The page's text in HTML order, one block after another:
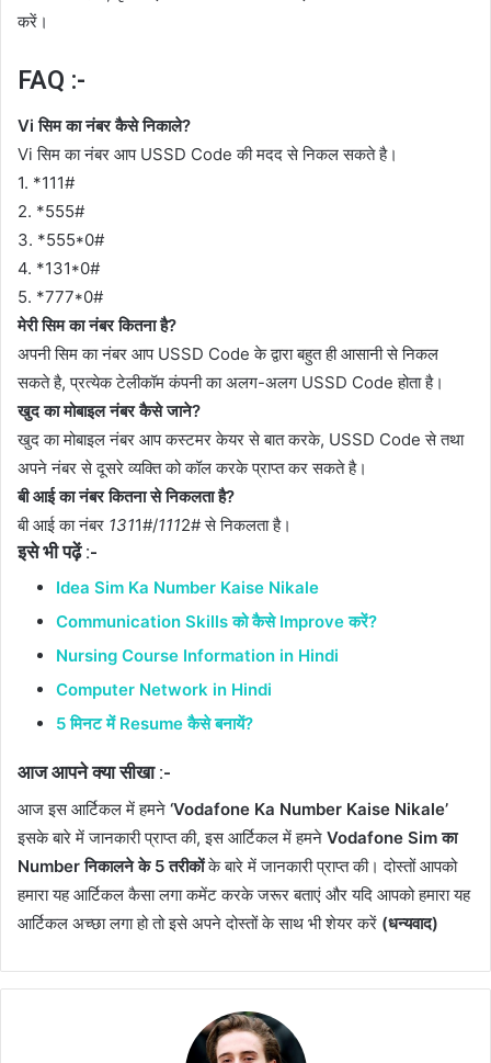
करें।
FAQ :-
Vi सिम का नंबर कैसे निकाले?
Vi सिम का नंबर आप USSD Code की मदद से निकल सकते है।
1. *111#
2. *555#
3. *555*0#
4. *131*0#
5. *777*0#
मेरी सिम का नंबर कितना है?
अपनी सिम का नंबर आप USSD Code के द्वारा बहुत ही आसानी से निकल
सकते है, प्रत्येक टेलीकॉम कंपनी का अलग-अलग USSD Code होता है।
खुद का मोबाइल नंबर कैसे जाने?
खुद का मोबाइल नंबर आप कस्टमर केयर से बात करके, USSD Code से तथा
अपने नंबर से दूसरे व्यक्ति को कॉल करके प्राप्त कर सकते है।
बी आई का नंबर कितना से निकलता है?
बी आई का नंबर 1311#/1112# से निकलता है।
इसे भी पढ़ें :-
Idea Sim Ka Number Kaise Nikale
Communication Skills को कैसे Improve करें?
Nursing Course Information in Hindi
Computer Network in Hindi
5 मिनट में Resume कैसे बनायें?
आज आपने क्या सीखा :-
आज इस आर्टिकल में हमने ‘Vodafone Ka Number Kaise Nikale’
इसके बारे में जानकारी प्राप्त की, इस आर्टिकल में हमने Vodafone Sim का
Number निकालने के 5 तरीकोंके बारे में जानकारी प्राप्त की। दोस्तों आपको
हमारा यह आर्टिकल कैसा लगा कमेंट करके जरूर बताएं और यदि आपको हमारा यह
आर्टिकल अच्छा लगा हो तो इसे अपने दोस्तों के साथ भी शेयर करें (धन्यवाद)